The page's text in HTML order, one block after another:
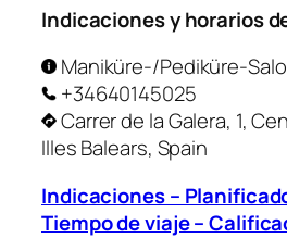
Indicaciones y horarios
Maniküre-/Pediküre-
+34640145025
Carrer de la Galera, 1,
Illes Balears, Spain
Indicaciones –
Tiempo de viaje –